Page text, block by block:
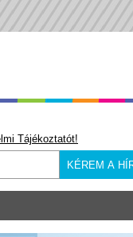
Tájékoztatót!